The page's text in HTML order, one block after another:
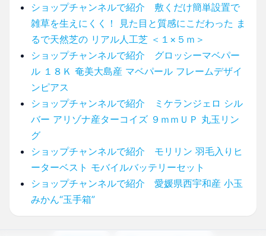
ショップチャンネルで紹介 敷くだけ簡単設置で
雑草を生えにくく！ 見た目と質感にこだわった ま
るで天然芝の リアル人工芝 ＜１×５ｍ＞
ショップチャンネルで紹介 グロッシーマベパー
ル １８Ｋ 奄美大島産 マベパール フレームデザイ
ンピアス
ショップチャンネルで紹介 ミケランジェロ シル
バー アリゾナ産ターコイズ ９ｍｍＵＰ 丸玉リン
グ
ショップチャンネルで紹介 モリリン 羽毛入りヒ
ーターベスト モバイルバッテリーセット
ショップチャンネルで紹介 愛媛県西宇和産 小玉
みかん“玉手箱”